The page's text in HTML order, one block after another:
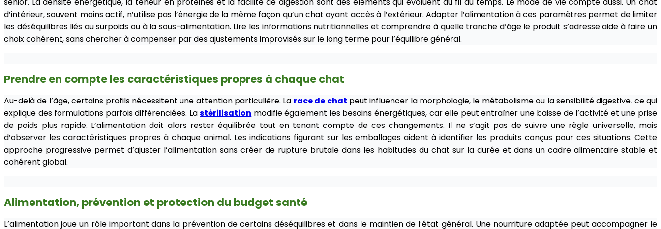
d’intérieur, souvent moins actif, n’utilise pas l’énergie de la même façon qu’un chat ayant accès à l’extérieur. Adapter l’alimentation à ces paramètres permet de limiter
les déséquilibres liés au surpoids ou à la sous-alimentation. Lire les informations nutritionnelles et comprendre à quelle tranche d’âge le produit s’adresse aide à faire un
choix cohérent, sans chercher à compenser par des ajustements improvisés sur le long terme pour l’équilibre général.
Prendre en compte les caractéristiques propres à chaque chat
Au-delà de l’âge, certains profils nécessitent une attention particulière. La race de chat peut influencer la morphologie, le métabolisme ou la sensibilité digestive, ce qui
explique des formulations parfois différenciées. Lastérilisation modifie également les besoins énergétiques, car elle peut entraîner une baisse de l’activité et une prise
de poids plus rapide. L’alimentation doit alors rester équilibrée tout en tenant compte de ces changements. Il ne s’agit pas de suivre une règle universelle, mais
d’observer les caractéristiques propres à chaque animal. Les indications figurant sur les emballages aident à identifier les produits conçus pour ces situations. Cette
approche progressive permet d’ajuster l’alimentation sans créer de rupture brutale dans les habitudes du chat sur la durée et dans un cadre alimentaire stable et
cohérent global.
Alimentation, prévention et protection du budget santé
L’alimentation joue un rôle important dans la prévention de certains déséquilibres et dans le maintien de l’état général. Une nourriture adaptée peut accompagner le